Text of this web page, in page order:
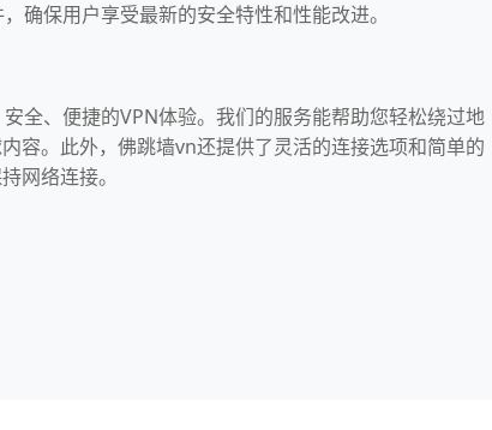
确保用户享受最新的安全特性和性能改进。
全、便捷的VPN体验。我们的服务能帮助您轻松绕过地
容。此外，佛跳墙vn还提供了灵活的连接选项和简单的
网络连接。